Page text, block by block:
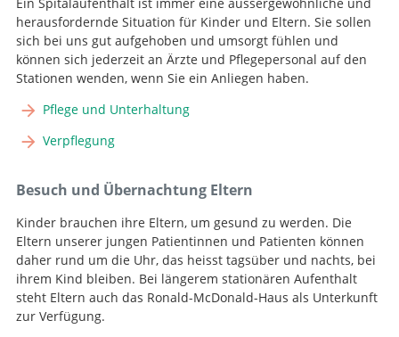
herausfordernde Situation für Kinder und Eltern. Sie sollen
sich bei uns gut aufgehoben und umsorgt fühlen und
können sich jederzeit an Ärzte und Pflegepersonal auf den
Stationen wenden, wenn Sie ein Anliegen haben.
Pflege und Unterhaltung
Verpflegung
Besuch und Übernachtung Eltern
Kinder brauchen ihre Eltern, um gesund zu werden. Die
Eltern unserer jungen Patientinnen und Patienten können
daher rund um die Uhr, das heisst tagsüber und nachts, bei
ihrem Kind bleiben. Bei längerem stationären Aufenthalt
steht Eltern auch das Ronald-McDonald-Haus als Unterkunft
zur Verfügung.